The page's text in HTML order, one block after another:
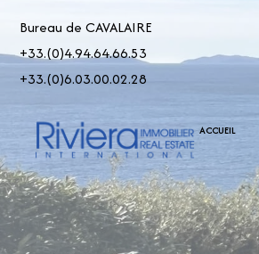
Bureau de CAVALAIRE
+33.(0)4.94.64.66.53
+33.(0)6.03.00.02.28
ACCUEIL